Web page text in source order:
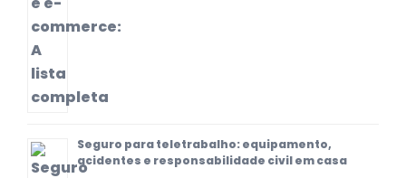
Seguro para teletrabalho: equipamento,
acidentes e responsabilidade civil em casa